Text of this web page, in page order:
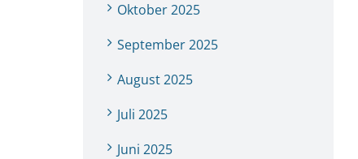
Oktober 2025
September 2025
August 2025
Juli 2025
Juni 2025